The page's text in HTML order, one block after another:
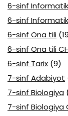
6-sinf
6-sinf
6-sinf Ona tili
6-sinf Ona tili
6-sinf Tarix (9)
7-sinf Adabiyot
7-sinf Biologiya
7-sinf Biologiya